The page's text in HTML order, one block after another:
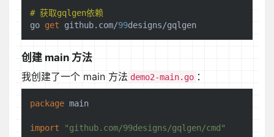
# 获取gqlgen依赖
go get github.com/99
创建 main 方法
我创建了一个 main 方法 demo2-main.go ：
package main
import "github.com/99designs/gqlgen/cmd"